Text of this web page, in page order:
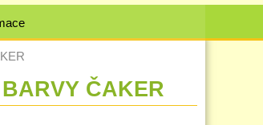
ČAKER